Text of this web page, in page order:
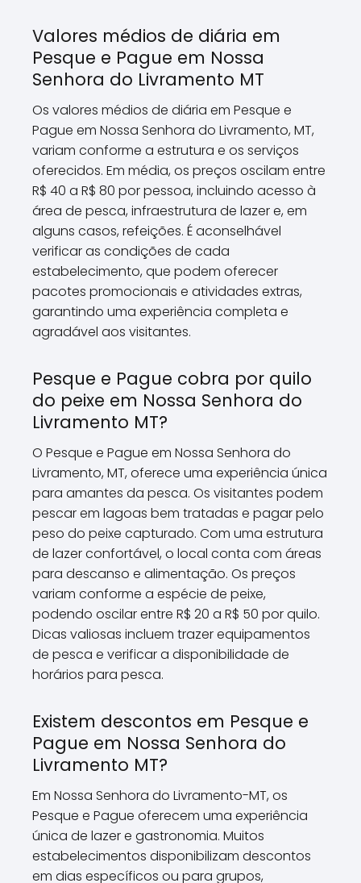
Valores médios de diária em
Pesque e Pague em Nossa
Senhora do Livramento MT
Os valores médios de diária em Pesque e
Pague em Nossa Senhora do Livramento, MT,
variam conforme a estrutura e os serviços
oferecidos. Em média, os preços oscilam entre
R$ 40 a R$ 80 por pessoa, incluindo acesso à
área de pesca, infraestrutura de lazer e, em
alguns casos, refeições. É aconselhável
verificar as condições de cada
estabelecimento, que podem oferecer
pacotes promocionais e atividades extras,
garantindo uma experiência completa e
agradável aos visitantes.
Pesque e Pague cobra por quilo
do peixe em Nossa Senhora do
Livramento MT?
O Pesque e Pague em Nossa Senhora do
Livramento, MT, oferece uma experiência única
para amantes da pesca. Os visitantes podem
pescar em lagoas bem tratadas e pagar pelo
peso do peixe capturado. Com uma estrutura
de lazer confortável, o local conta com áreas
para descanso e alimentação. Os preços
variam conforme a espécie de peixe,
podendo oscilar entre R$ 20 a R$ 50 por quilo.
Dicas valiosas incluem trazer equipamentos
de pesca e verificar a disponibilidade de
horários para pesca.
Existem descontos em Pesque e
Pague em Nossa Senhora do
Livramento MT?
Em Nossa Senhora do Livramento-MT, os
Pesque e Pague oferecem uma experiência
única de lazer e gastronomia. Muitos
estabelecimentos disponibilizam descontos
em dias específicos ou para grupos,